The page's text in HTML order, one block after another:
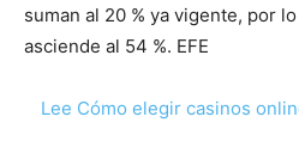
suman al 20 % ya vigente, por
asciende al 54 %. EFE
Lee Cómo elegir casinos